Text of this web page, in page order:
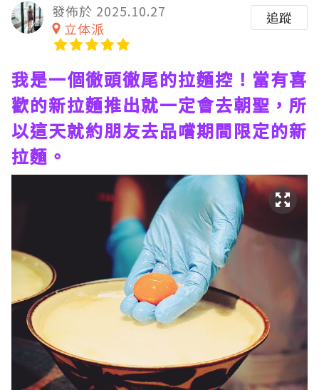
發佈於 2025.10.27
立体派
追蹤
我是一個徹頭徹尾的拉麵控！當有喜
歡的新拉麵推出就一定會去朝聖，所
以這天就約朋友去品嚐期間限定的新
拉麵。